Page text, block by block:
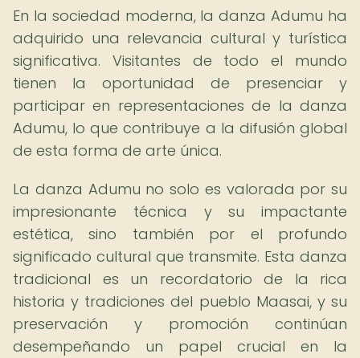
En la sociedad moderna, la danza Adumu ha
adquirido una relevancia cultural y turística
significativa. Visitantes de todo el mundo
tienen la oportunidad de presenciar y
participar en representaciones de la danza
Adumu, lo que contribuye a la difusión global
de esta forma de arte única.
La danza Adumu no solo es valorada por su
impresionante técnica y su impactante
estética, sino también por el profundo
significado cultural que transmite. Esta danza
tradicional es un recordatorio de la rica
historia y tradiciones del pueblo Maasai, y su
preservación y promoción continúan
desempeñando un papel crucial en la